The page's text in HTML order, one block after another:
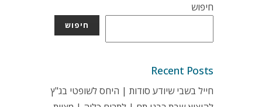
חיפוש
חיפוש
Recent Posts
חייל בשבי שיודע סודות | היחס לשופטי בג"ץ